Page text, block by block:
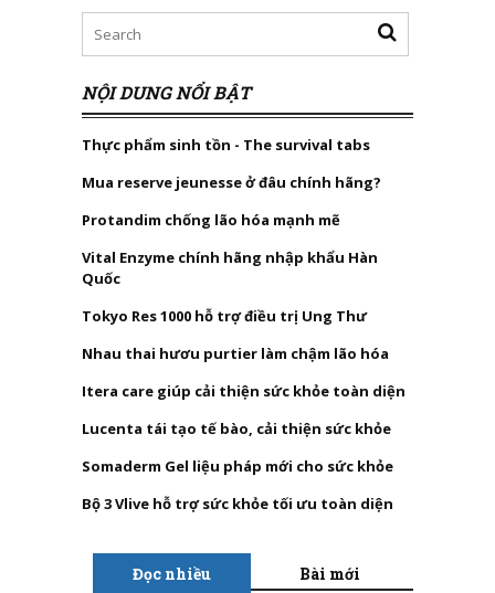
NỘI DUNG NỔI BẬT
Thực phẩm sinh tồn - The survival tabs
Mua reserve jeunesse ở đâu chính hãng?
Protandim chống lão hóa mạnh mẽ
Vital Enzyme chính hãng nhập khẩu Hàn
Quốc
Tokyo Res 1000 hỗ trợ điều trị Ung Thư
Nhau thai hươu purtier làm chậm lão hóa
Itera care giúp cải thiện sức khỏe toàn diện
Lucenta tái tạo tế bào, cải thiện sức khỏe
Somaderm Gel liệu pháp mới cho sức khỏe
Bộ 3 Vlive hỗ trợ sức khỏe tối ưu toàn diện
Đọc nhiều Bài mới